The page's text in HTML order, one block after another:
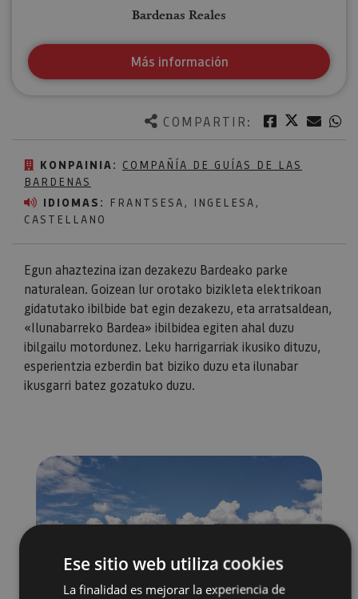
COMPARTIR: Facebook
Twitter
KONPAINIA: COMPAÑÍA DE GUÍAS DE LAS
BARDENAS
IDIOMAS:
FRANTSESA, INGELESA,
CASTELLANO
Egun ahaztezina izan dezakezu Bardeako parke
naturalean. Goizean lur orotako bizikleta elektrikoan
gidatutako ibilbide bat egin dezakezu, eta arratsaldean,
«Ilunabarreko Bardea» ibilbidea egiten ahal duzu
ibilgailu motordunez. Leku harrigarriak ikusiko dituzu,
esperientzia ezberdin bat biziko duzu eta ilunabar
ikusgarri batez gozatuko duzu.
Bardenas Reales
Más información
Ese sitio web utiliza cookies
La finalidad es mejorar la experiencia de